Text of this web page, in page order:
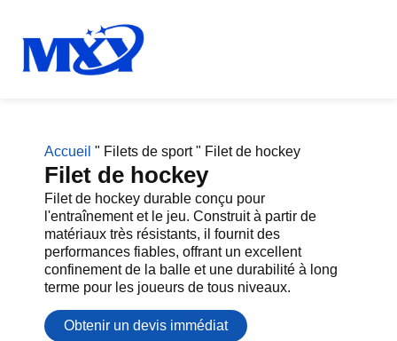
Accueil " Filets de sport" Filet de hockey
Filet de hockey
Filet de hockey durable conçu pour
l'entraînement et le jeu. Construit à partir de
matériaux très résistants, il fournit des
performances fiables, offrant un excellent
confinement de la balle et une durabilité à long
terme pour les joueurs de tous niveaux.
Obtenir un devis immédiat